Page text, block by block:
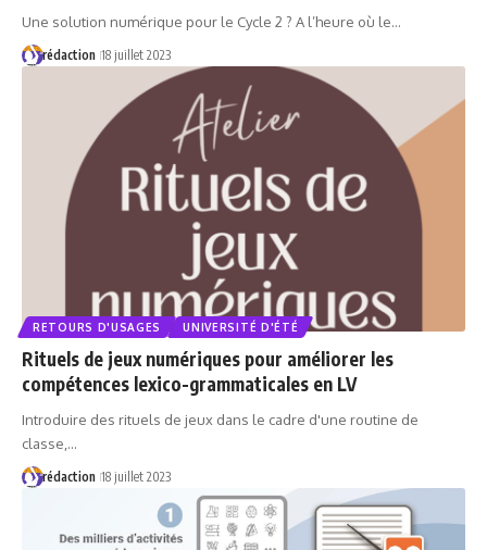
Une solution numérique pour le Cycle 2 ? A l’heure où le…
rédaction 18 juillet 2023
RETOURS D'USAGES UNIVERSITÉ D'ÉTÉ
Rituels de jeux numériques pour améliorer les
compétences lexico-grammaticales en LV
Introduire des rituels de jeux dans le cadre d'une routine de
classe,…
rédaction 18 juillet 2023